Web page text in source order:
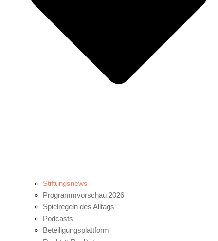
Stiftungsnews
Programmvorschau 2026
Spielregeln des Alltags
Podcasts
Beteiligungsplattform